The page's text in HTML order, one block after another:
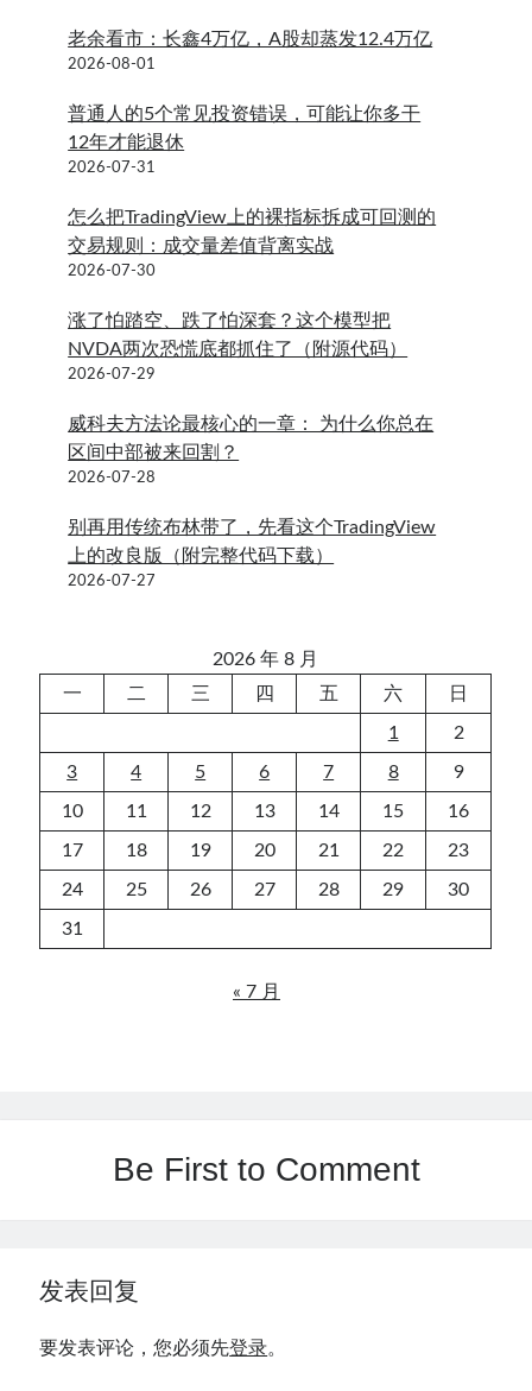
老余看市：长鑫4万亿，A股却蒸发12.4万亿
2026-08-01
普通人的5个常见投资错误，可能让你多干
12年才能退休
2026-07-31
怎么把TradingView上的裸指标拆成可回测的
交易规则：成交量差值背离实战
2026-07-30
涨了怕踏空、跌了怕深套？这个模型把
NVDA两次恐慌底都抓住了（附源代码）
2026-07-29
威科夫方法论最核心的一章： 为什么你总在
区间中部被来回割？
2026-07-28
别再用传统布林带了，先看这个TradingView
上的改良版（附完整代码下载）
2026-07-27
2026 年 8 月
一
二 三 四 五 六 日
1 2
3 4 5 6 7 8 9
10 11 12 13 14 15 16
17 18 19 20 21 22 23
24 25 26 27 28 29 30
31
« 7 月
Be First to Comment
发表回复
要发表评论，您必须先登录。